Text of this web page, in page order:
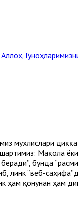
мухлислари
Мақола
бунда
линк “веб-
ҳам қонунан ҳам